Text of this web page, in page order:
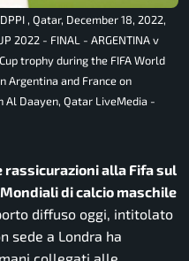
, Qatar, December 18, 2022,
2022 - FINAL - ARGENTINA v
trophy during the FIFA World
Argentina and France on
Al Daayen, Qatar LiveMedia -
alla Fifa sul
di calcio maschile
diffuso oggi, intitolato
sede a Londra ha